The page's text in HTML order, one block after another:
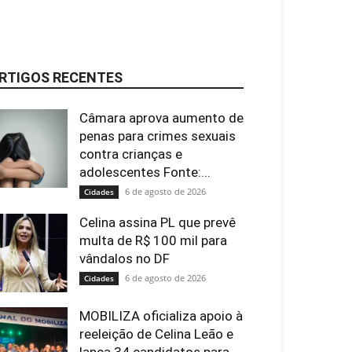
RECENTES
Câmara aprova aumento de
penas para crimes sexuais
contra crianças e
adolescentes Fonte:...
Cidades 6 de agosto de 2026
Celina assina PL que prevê
multa de R$ 100 mil para
vândalos no DF
Cidades 6 de agosto de 2026
MOBILIZA oficializa apoio à
reeleição de Celina Leão e